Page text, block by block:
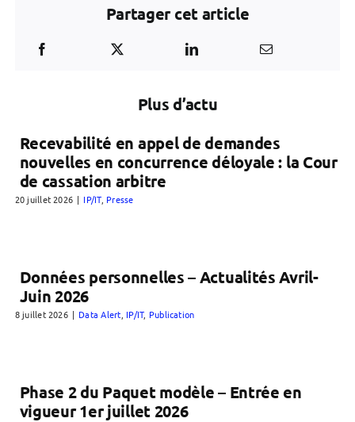
Partager cet article
Plus d’actu
Recevabilité en appel de demandes
nouvelles en concurrence déloyale : la Cour
de cassation arbitre
20 juillet 2026 | IP/IT, Presse
Données personnelles – Actualités Avril-
Juin 2026
8 juillet 2026 | Data Alert IP/IT, Publication
Phase 2 du Paquet modèle – Entrée en
vigueur 1er juillet 2026